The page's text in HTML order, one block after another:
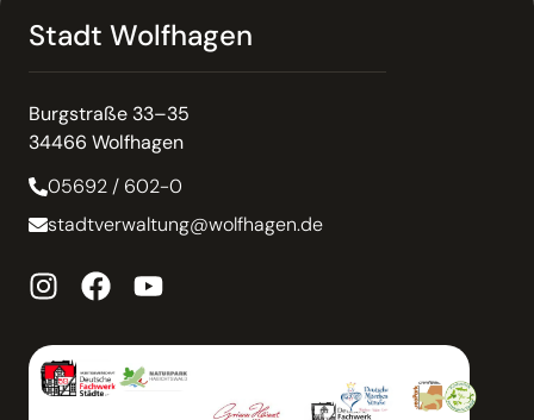
Stadt Wolfhagen
Burgstraße 33–35
34466 Wolfhagen
05692 / 602-0
stadtverwaltung@wolfhagen.de